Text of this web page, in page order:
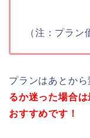
（注：プラン
プランはあとから
るか迷った場合
おすすめです！